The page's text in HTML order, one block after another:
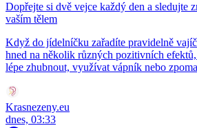
Dopřejte si dvě vejce každý den a sledujte
vaším tělem
Když do jídelníčku zařadíte pravidelně
hned na několik různých pozitivních
lépe zhubnout, využívat vápník nebo
Krasnezeny.eu
dnes, 03:33